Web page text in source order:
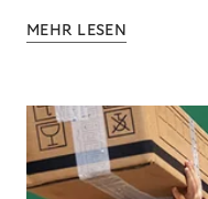
MEHR LESEN